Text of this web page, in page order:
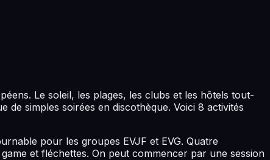
Le soleil, les plages, les clubs et les hôtels tout-
simples soirées en discothèque. Voici 8 activités
pour les groupes EVJF et EVG. Quatre
et fléchettes. On peut commencer par une session